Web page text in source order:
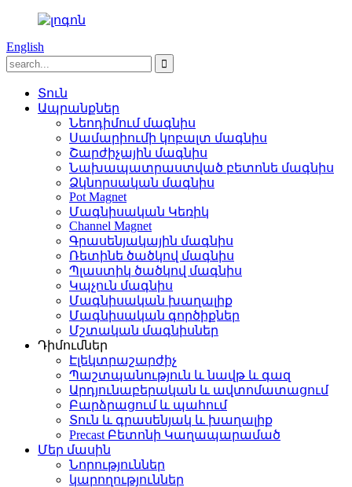
English
Տուն
Ապրանքներ
Նեոդիմում մագնիս
Սամարիումի կոբալտ մագնիս
Շարժիչային մագնիս
Նախապատրաստված բետոնե մագնիս
Ձկնորսական մագնիս
Pot Magnet
Մագնիսական Կեռիկ
Channel Magnet
Գրասենյակային մագնիս
Ռետինե ծածկով մագնիս
Պլաստիկ ծածկով մագնիս
Կպչուն մագնիս
Մագնիսական խաղալիք
Մագնիսական գործիքներ
Մշտական ​​մագնիսներ
Դիմումներ
Էլեկտրաշարժիչ
Պաշտպանություն և նավթ և գազ
Արդյունաբերական և ավտոմատացում
Բարձրացում և պահում
Տուն և գրասենյակ և խաղալիք
Precast Բետոնի Կաղապարամած
Մեր մասին
Նորություններ
կարողություններ